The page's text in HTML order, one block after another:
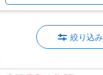
絞り込み